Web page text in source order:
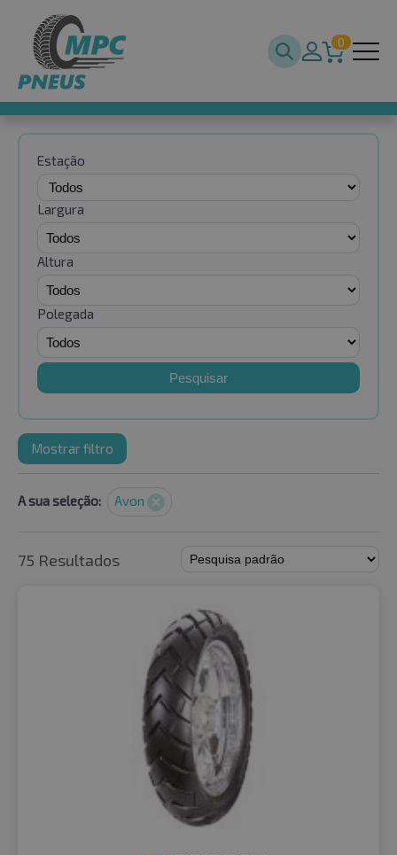
0
Estação
Largura
Altura
Polegada
Pesquisar
Mostrar filtro
A sua seleção: Avon
75 Resultados